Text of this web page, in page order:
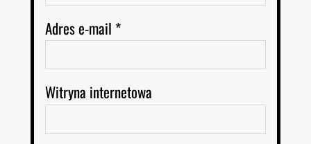
Adres e-mail *
Witryna internetowa